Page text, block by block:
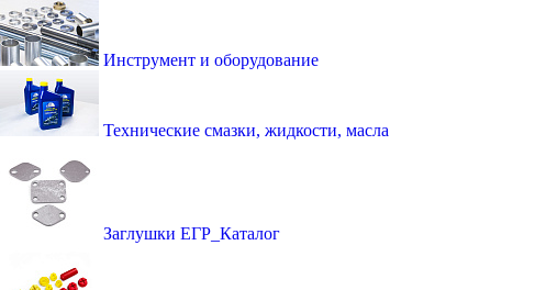
Инструмент и оборудование
Технические смазки, жидкости, масла
Заглушки ЕГР_Каталог